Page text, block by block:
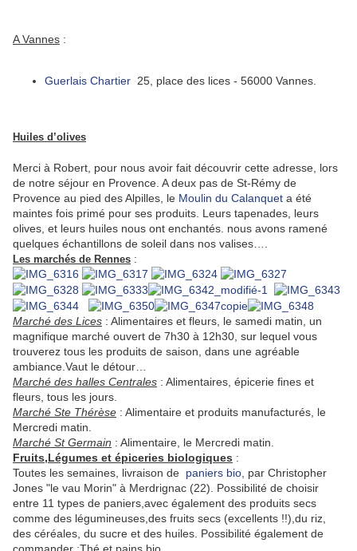
A Vannes :
Guerlais Chartier 25, place des lices - 56000 Vannes.
Huiles d’olives
Merci à Robert, pour nous avoir fait découvrir cette adresse, lors
de notre séjour en Provence. A deux pas de St-Rémy de
Provence au pied des Alpilles, le Moulin du Calanquet a été
maintes fois primé pour ses produits. Leurs tapenades, leurs
olives, et leurs huiles nous ont enchantés. nous avons ramené
quelques échantillons de soleil dans nos valises….
Les marchés de Rennes :
Marché des Lices : Alimentaires et fleurs, le samedi matin, un
magnifique marché ouvert de 7h30 à 12h30, sur lequel vous
trouverez tous les produits de saison, dans une agréable
ambiance.Vaut le détour…
Marché des halles Centrales : Alimentaires, épicerie fines et
fleurs, tous les jours.
Marché Ste Thérèse : Alimentaire et produits manufacturés, le
Mercredi matin.
Marché St Germain : Alimentaire, le Mercredi matin.
Fruits,Légumes et épiceries biologiques :
Toutes les semaines, livraison de paniers bio , par Christopher
Jones "le vau Morin" à Merdrignac (22). Possibilité de choisir
entre 11 types de paniers,avec également des produits secs
comme des légumineuses,des fruits secs (excellents !!),du riz,
des céréales, du sucre et des huiles. Possibilité également de